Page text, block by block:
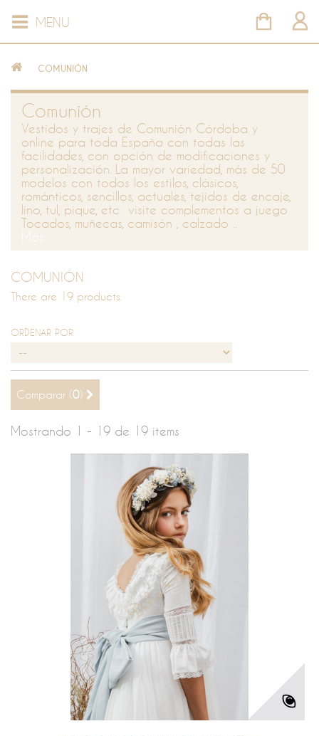
MENU
COMUNIÓN
Comunión
Vestidos y trajes de Comunión Córdoba y
online para toda España con todas las
facilidades, con opción de modificaciones y
personalización. La mayor variedad, más de 50
modelos con todos los estilos, clásicos,
románticos, sencillos, actuales, tejidos de encaje,
lino, tul, pique, etc visite complementos a juego
Tocados, muñecas, camisón , calzado ..
COMUNIÓN
There are 19 products.
ORDENAR POR
Comparar (0)
Mostrando 1 - 19 de 19 items